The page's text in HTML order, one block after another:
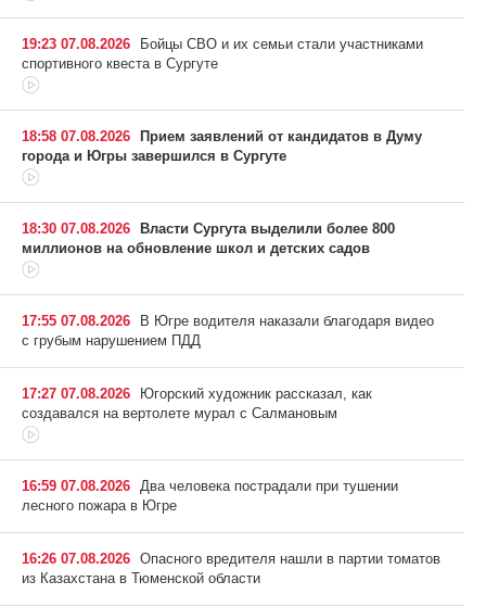
19:23 07.08.2026
Бойцы СВО и их семьи стали участниками
спортивного квеста в Сургуте
18:58 07.08.2026
Прием заявлений от кандидатов в Думу
города и Югры завершился в Сургуте
18:30 07.08.2026
Власти Сургута выделили более 800
миллионов на обновление школ и детских садов
17:55 07.08.2026
В Югре водителя наказали благодаря видео
с грубым нарушением ПДД
17:27 07.08.2026
Югорский художник рассказал, как
создавался на вертолете мурал с Салмановым
16:59 07.08.2026 Два человека пострадали при тушении
лесного пожара в Югре
16:26 07.08.2026 Опасного вредителя нашли в партии томатов
из Казахстана в Тюменской области